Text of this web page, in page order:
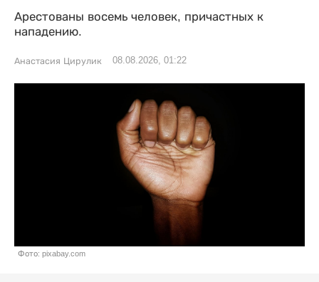
Арестованы восемь человек, причастных к
нападению.
Анастасия Цирулик 08.08.2026, 01:22
Фото: pixabay.com